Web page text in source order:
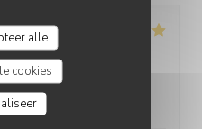
alle
cookies
: 5/5